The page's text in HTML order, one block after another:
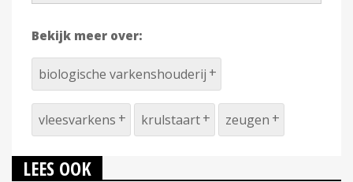
Bekijk meer over:
biologische varkenshouderij
vleesvarkens krulstaart zeugen
LEES OOK